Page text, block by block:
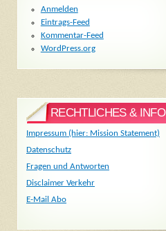
Anmelden
Eintrags-Feed
Kommentar-Feed
WordPress.org
RECHTLICHES & INFO
Impressum (hier: Mission Statement)
Datenschutz
Fragen und Antworten
Disclaimer Verkehr
E-Mail Abo